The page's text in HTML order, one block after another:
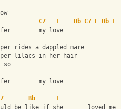
C7 F Bb C7 F Bb
F
fer        my love
a dappled mare
lilacs in her hair
so
fer        my love
Bb
F
be like if she       loved me